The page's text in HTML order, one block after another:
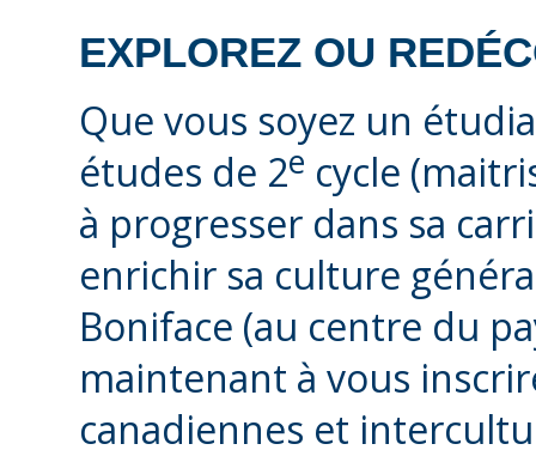
EXPLOREZ OU
Que vous soyez un
études de 2e cycle
à progresser dans sa
enrichir sa culture
Boniface (au centre du
maintenant à vous
canadiennes et